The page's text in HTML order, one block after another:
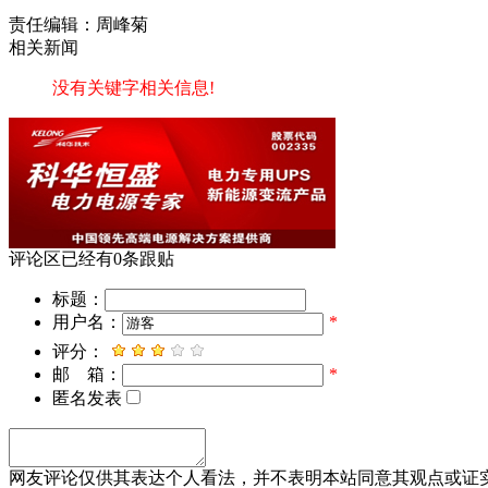
责任编辑：周峰菊
相关新闻
没有关键字相关信息!
评论区已经有0条跟贴
标题：
用户名：
*
评分：
邮 箱：
*
匿名发表
网友评论仅供其表达个人看法，并不表明本站同意其观点或证